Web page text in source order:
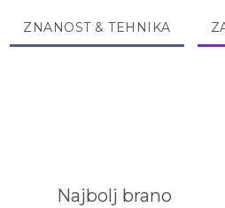
ZNANOST & TEHNIKA
Najbolj brano